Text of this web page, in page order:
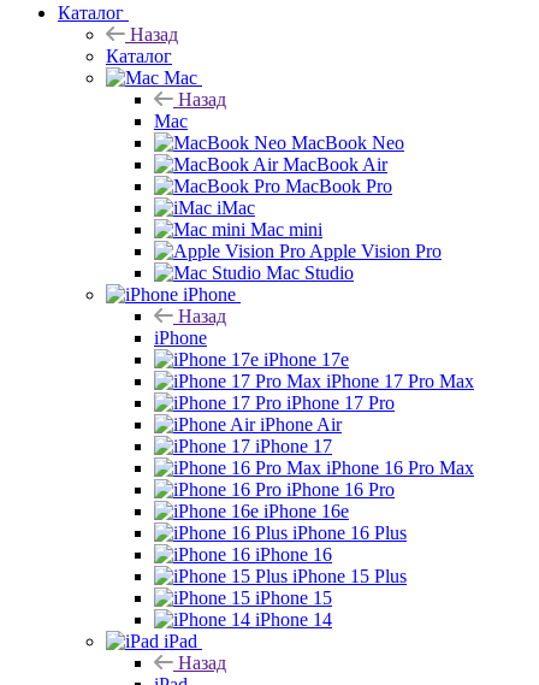
Каталог
Назад
Каталог
Mac
Назад
Mac
MacBook Neo
MacBook Air
MacBook Pro
iMac
Mac mini
Apple Vision Pro
Mac Studio
iPhone
Назад
iPhone
iPhone 17e
iPhone 17 Pro Max
iPhone 17 Pro
iPhone Air
iPhone 17
iPhone 16 Pro Max
iPhone 16 Pro
iPhone 16e
iPhone 16 Plus
iPhone 16
iPhone 15 Plus
iPhone 15
iPhone 14
iPad
Назад